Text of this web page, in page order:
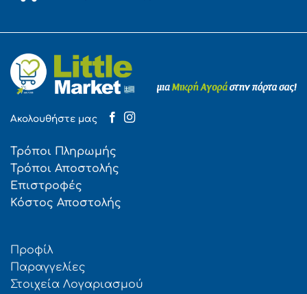
Ακολουθήστε μας
Τρόποι Πληρωμής
Τρόποι Αποστολής
Επιστροφές
Κόστος Αποστολής
Προφίλ
Παραγγελίες
Στοιχεία Λογαριασμού